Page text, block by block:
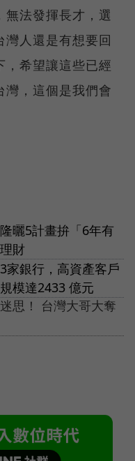
法發揮長才，選
人還是有想要回
，希望讓這些已經
灣，這個是我們會
曬5計畫拚「6年有
財
家銀行，高資產客戶
模達2433 億元
思！ 台灣大哥大奪